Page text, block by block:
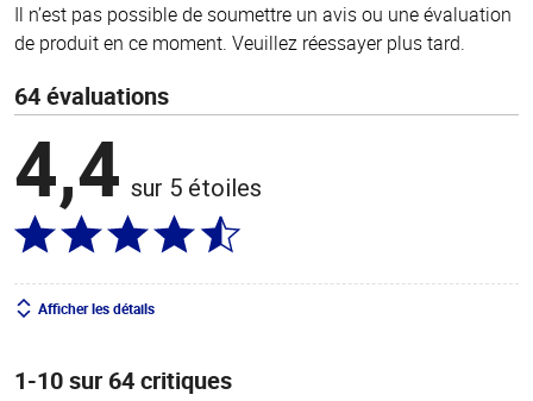
Il n’est pas possible de soumettre un avis ou une évaluation
de produit en ce moment. Veuillez réessayer plus tard.
64 évaluations
4,4 sur 5 étoiles
Afficher les détails
1-10 sur 64 critiques